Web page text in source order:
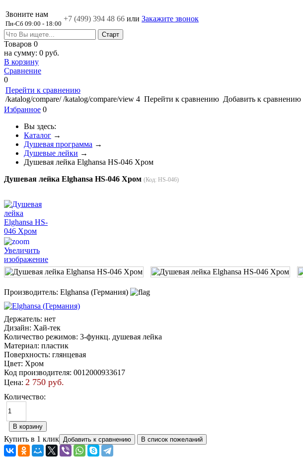
Звоните нам
Пн-Сб 09:00 - 18:00
+7 (499) 394 48 66 или Закажите звонок
Товаров 0
на сумму: 0 руб.
В корзину
Сравнение
0
Перейти к сравнению
/katalog/compare/ /katalog/compare/view 4 Перейти к сравнению Добавить к сравнению
Избранное 0
Вы здесь:
Каталог →
Душевая программа →
Душевые лейки →
Душевая лейка Elghansa HS-046 Хром
Душевая лейка Elghansa HS-046 Хром (Код: HS-046)
Увеличить
изображение
Производитель: Elghansa (Германия)
Держатель: нет
Дизайн: Хай-тек
Количество режимов: 3-функц. душевая лейка
Материал: пластик
Поверхность: глянцевая
Цвет: Хром
Код производителя: 0012000933617
Цена: 2 750 руб.
Количество:
Купить в 1 клик